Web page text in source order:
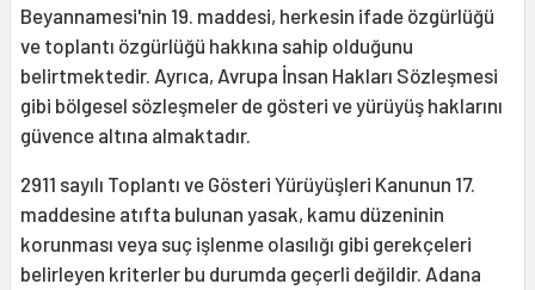
Beyannamesi'nin 19. maddesi, herkesin ifade özgürlüğü
ve toplantı özgürlüğü hakkına sahip olduğunu
belirtmektedir. Ayrıca, Avrupa İnsan Hakları Sözleşmesi
gibi bölgesel sözleşmeler de gösteri ve yürüyüş haklarını
güvence altına almaktadır.
2911 sayılı Toplantı ve Gösteri Yürüyüşleri Kanunun 17.
maddesine atıfta bulunan yasak, kamu düzeninin
korunması veya suç işlenme olasılığı gibi gerekçeleri
belirleyen kriterler bu durumda geçerli değildir. Adana